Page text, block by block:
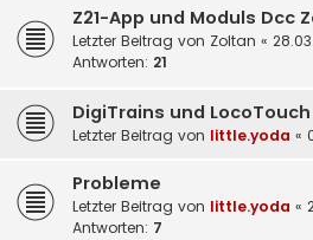
Z21-App und Moduls Dcc
Letzter Beitrag von Zoltan «
Antworten: 21
DigiTrains und LocoTouch
Letzter Beitrag von little.yoda «
Probleme
Letzter Beitrag von little.yoda «
Antworten: 7